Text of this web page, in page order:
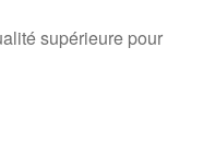
supérieure pour